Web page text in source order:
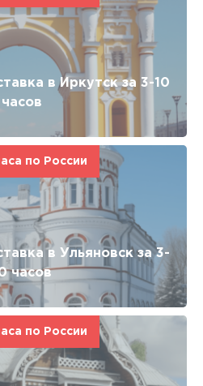
в Иркутск за 3-10
часов
по России
в Ульяновск за 3-
часов
по России